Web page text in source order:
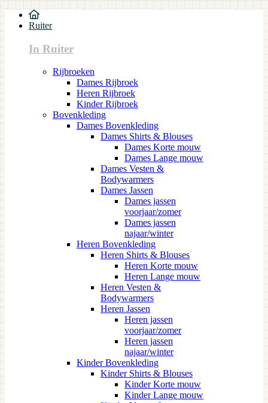
Ruiter
In Ruiter
Rijbroeken
Dames Rijbroek
Heren Rijbroek
Kinder Rijbroek
Bovenkleding
Dames Bovenkleding
Dames Shirts & Blouses
Dames Korte mouw
Dames Lange mouw
Dames Vesten &
Bodywarmers
Dames Jassen
Dames jassen
voorjaar/zomer
Dames jassen
najaar/winter
Heren Bovenkleding
Heren Shirts & Blouses
Heren Korte mouw
Heren Lange mouw
Heren Vesten &
Bodywarmers
Heren Jassen
Heren jassen
voorjaar/zomer
Heren jassen
najaar/winter
Kinder Bovenkleding
Kinder Shirts & Blouses
Kinder Korte mouw
Kinder Lange mouw